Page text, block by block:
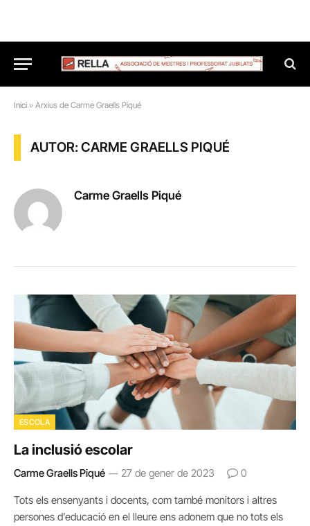
Inici » Arxius de Carme Graells Piqué
AUTOR: CARME GRAELLS PIQUÉ
Carme Graells Piqué
ESCOLA
La inclusió escolar
Carme Graells Piqué 27 de gener de 2023 0
Tots els ensenyants i docents, com també monitors i altres
persones d’educació en el lleure ens adonem que no tots els